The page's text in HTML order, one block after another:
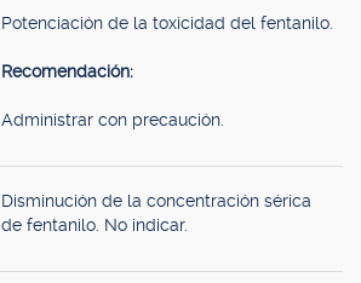
Potenciación de la toxicidad del fentanilo.
Recomendación:
Administrar con precaución.
Disminución de la concentración sérica
de fentanilo. No indicar.